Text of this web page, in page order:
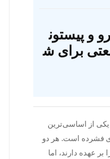
و پیستون
برای ش
از اساسی‌ترین
فشرده است. هر دو
عهده دارند، اما